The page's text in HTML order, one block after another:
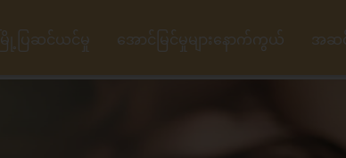
မြို့ပြဆင်ယင်မှု အောင်မြင်မှုများနောက်ကွယ် အဆ